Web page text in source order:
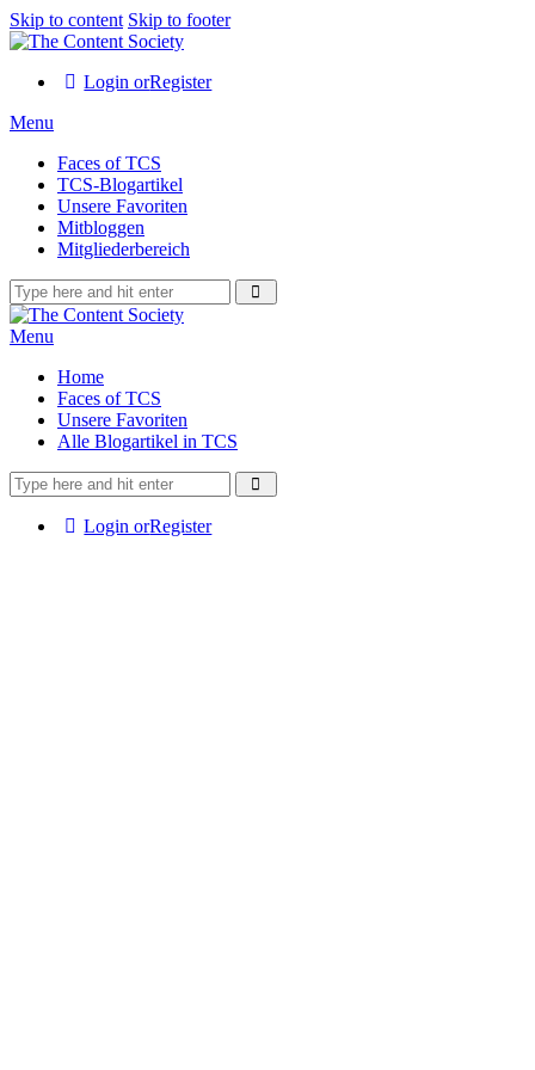
Skip to content Skip to footer
Login orRegister
Menu
Faces of TCS
TCS-Blogartikel
Unsere Favoriten
Mitbloggen
Mitgliederbereich
Menu
Home
Faces of TCS
Unsere Favoriten
Alle Blogartikel in TCS
Login orRegister